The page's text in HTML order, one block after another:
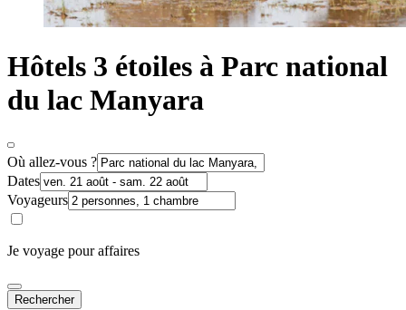
Hôtels 3 étoiles à Parc national
du lac Manyara
Où allez-vous ?
Dates
Voyageurs
Je voyage pour affaires
Rechercher